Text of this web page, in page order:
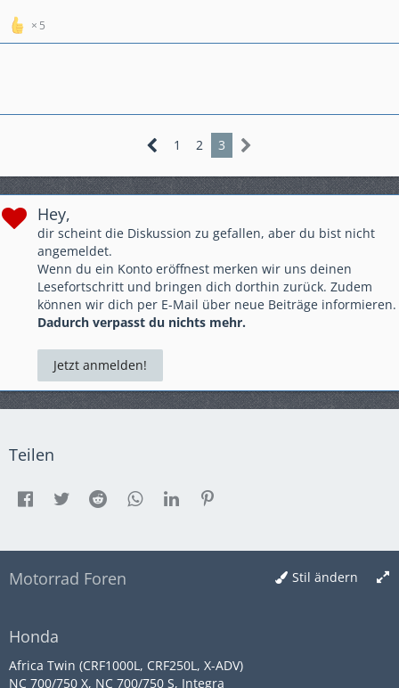
5
1 2 3
Hey,
dir scheint die Diskussion zu gefallen, aber du bist nicht
angemeldet.
Wenn du ein Konto eröffnest merken wir uns deinen
Lesefortschritt und bringen dich dorthin zurück. Zudem
können wir dich per E-Mail über neue Beiträge informieren.
Dadurch verpasst du nichts mehr.
Jetzt anmelden!
Teilen
Stil ändern
Motorrad Foren
Honda
Africa Twin (CRF1000L, CRF250L, X-ADV)
NC 700/750 X, NC 700/750 S, Integra